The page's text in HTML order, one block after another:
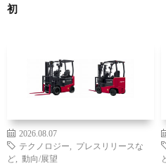
初
2026.08.07
テクノロジー
プレスリリースな
ど
動向/展望